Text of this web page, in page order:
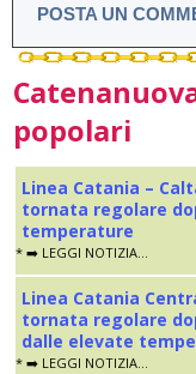
POSTA UN
popolari
Linea Catania –
tornata regolare
temperature
* ➡️ LEGGI NOTIZIA...
Linea Catania
tornata regolare
dalle elevate
* ➡️ LEGGI NOTIZIA...